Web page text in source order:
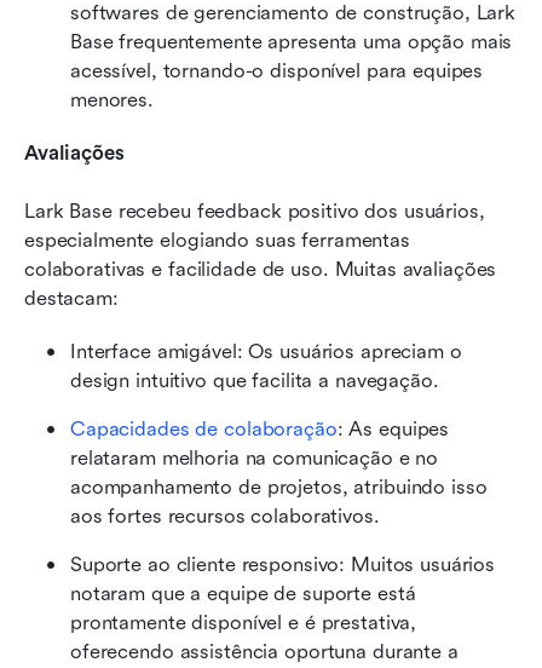
softwares de gerenciamento de construção, Lark
Base frequentemente apresenta uma opção mais
acessível, tornando-o disponível para equipes
menores.
Avaliações
Lark Base recebeu feedback positivo dos usuários,
especialmente elogiando suas ferramentas
colaborativas e facilidade de uso. Muitas avaliações
destacam:
Interface amigável: Os usuários apreciam o
design intuitivo que facilita a navegação.
Capacidades de colaboração: As equipes
relataram melhoria na comunicação e no
acompanhamento de projetos, atribuindo isso
aos fortes recursos colaborativos.
Suporte ao cliente responsivo: Muitos usuários
notaram que a equipe de suporte está
prontamente disponível e é prestativa,
oferecendo assistência oportuna durante a